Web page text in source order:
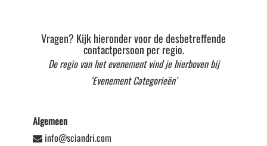
Vragen? Kijk hieronder voor de desbetreffende
contactpersoon per regio.
De regio van het evenement vind je hierboven bij
‘Evenement Categorieën’
Algemeen
info@sciandri.com